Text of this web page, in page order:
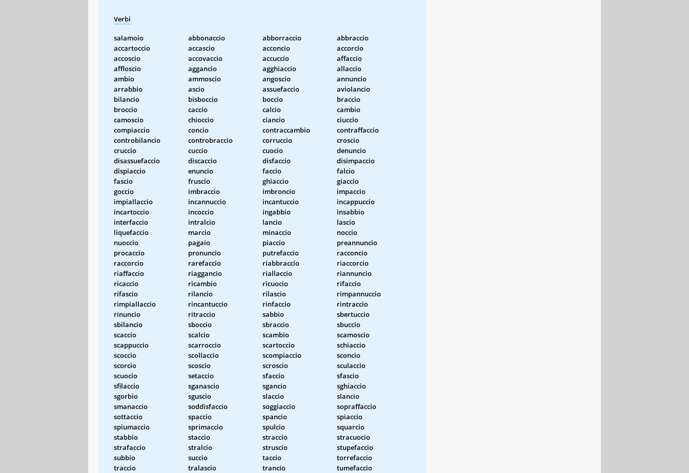
Verbi
salamoio abbonaccio abborraccio
abbraccio
accartoccio
accascio acconcio
accorcio
accoscio
accovaccio accuccio
affaccio
affloscio
aggancio agghiaccio
allaccio
ambio
ammoscio angoscio
annuncio
arrabbio
ascio assuefaccio
aviolancio
bilancio
bisboccio boccio
braccio
broccio
caccio calcio
cambio
camoscio
chioccio ciancio
ciuccio
compiaccio
concio contraccambio
contraffaccio
controbilancio
controbraccio corruccio
croscio
cruccio
cuccio cuocio
denuncio
disassuefaccio
discaccio disfaccio
disimpaccio
dispiaccio
enuncio faccio
falcio
fascio
fruscio ghiaccio
giaccio
goccio
imbraccio imbroncio
impaccio
impiallaccio
incannuccio incantuccio
incappuccio
incartoccio
incoccio ingabbio
insabbio
interfaccio
intralcio lancio
lascio
liquefaccio
marcio minaccio
noccio
nuoccio
pagaio piaccio
preannuncio
procaccio
pronuncio putrefaccio
racconcio
raccorcio
rarefaccio riabbraccio
riaccorcio
riaffaccio
riaggancio riallaccio
riannuncio
ricaccio
ricambio ricuocio
rifaccio
rifascio
rilancio rilascio
rimpannuccio
rimpiallaccio
rincantuccio rinfaccio
rintraccio
rinuncio
ritraccio sabbio
sbertuccio
sbilancio
sboccio sbraccio
sbuccio
scaccio
scalcio scambio
scamoscio
scappuccio
scarroccio scartoccio
schiaccio
scoccio
scollaccio scompiaccio
sconcio
scorcio
scoscio scroscio
sculaccio
scuocio
setaccio sfaccio
sfascio
sfilaccio
sganascio sgancio
sghiaccio
sgorbio
sguscio slaccio
slancio
smanaccio
soddisfaccio soggiaccio
sopraffaccio
sottaccio
spaccio spancio
spiaccio
spiumaccio
sprimaccio spulcio
squarcio
stabbio
staccio straccio
stracuocio
strafaccio
stralcio struscio
stupefaccio
subbio
succio taccio
torrefaccio
traccio
tralascio trancio tumefaccio